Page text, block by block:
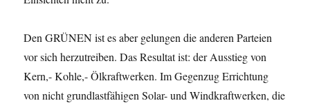
Den GRÜNEN ist es aber gelungen die anderen Parteien
vor sich herzutreiben. Das Resultat ist: der Ausstieg von
Kern,- Kohle,- Ölkraftwerken. Im Gegenzug Errichtung
von nicht grundlastfähigen Solar- und Windkraftwerken, die